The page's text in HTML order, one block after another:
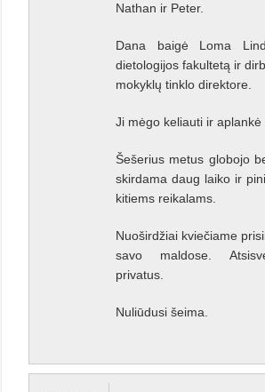
Nathan ir Peter.
Dana baigė Loma
dietologijos fakultetą ir
mokyklų tinklo direktore.
Ji mėgo keliauti ir aplankė
Šešerius metus globojo
skirdama daug laiko ir
kitiems reikalams.
Nuoširdžiai kviečiame
savo maldose.
privatus.
Nuliūdusi šeima.